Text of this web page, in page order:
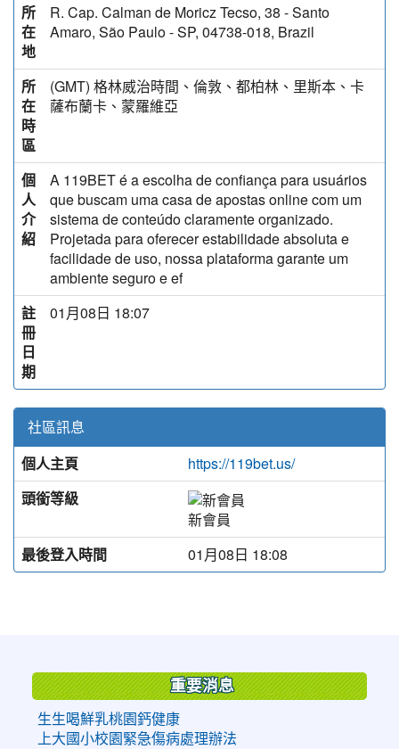
所
在
地
R. Cap. Calman de Moricz Tecso, 38 - Santo
Amaro, São Paulo - SP, 04738-018, Brazil
所
在
時
區
(GMT) 格林威治時間、倫敦、都柏林、里斯本、卡
薩布蘭卡、蒙羅維亞
個
人
介
紹
A 119BET é a escolha de confiança para usuários
que buscam uma casa de apostas online com um
sistema de conteúdo claramente organizado.
Projetada para oferecer estabilidade absoluta e
facilidade de uso, nossa plataforma garante um
ambiente seguro e ef
註
冊
日
期
01月08日 18:07
社區訊息
個人主頁
https://119bet.us/
頭銜等級
新會員
最後登入時間
01月08日 18:08
重要消息
生生喝鮮乳桃園鈣健康
上大國小校園緊急傷病處理辦法